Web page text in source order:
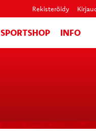
Rekisteröidy
SPORTSHOP INFO